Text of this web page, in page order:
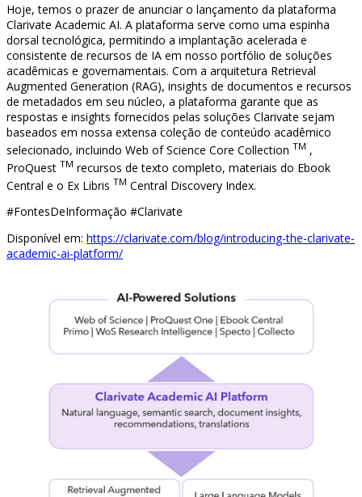
Hoje, temos o prazer de anunciar o lançamento da plataforma
Clarivate Academic AI. A plataforma serve como uma espinha
dorsal tecnológica, permitindo a implantação acelerada e
consistente de recursos de IA em nosso portfólio de soluções
acadêmicas e governamentais. Com a arquitetura Retrieval
Augmented Generation (RAG), insights de documentos e recursos
de metadados em seu núcleo, a plataforma garante que as
respostas e insights fornecidos pelas soluções Clarivate sejam
baseados em nossa extensa coleção de conteúdo acadêmico
selecionado, incluindo Web of Science Core Collection TM ,
ProQuest TM recursos de texto completo, materiais do Ebook
Central e o Ex Libris TM Central Discovery Index.
#FontesDeInformação #Clarivate
Disponível em: https://clarivate.com/blog/introducing-the-clarivate-
academic-ai-platform/